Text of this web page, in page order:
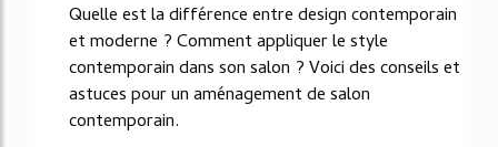
Quelle est la différence entre design contemporain
et moderne ? Comment appliquer le style
contemporain dans son salon ? Voici des conseils et
astuces pour un aménagement de salon
contemporain.